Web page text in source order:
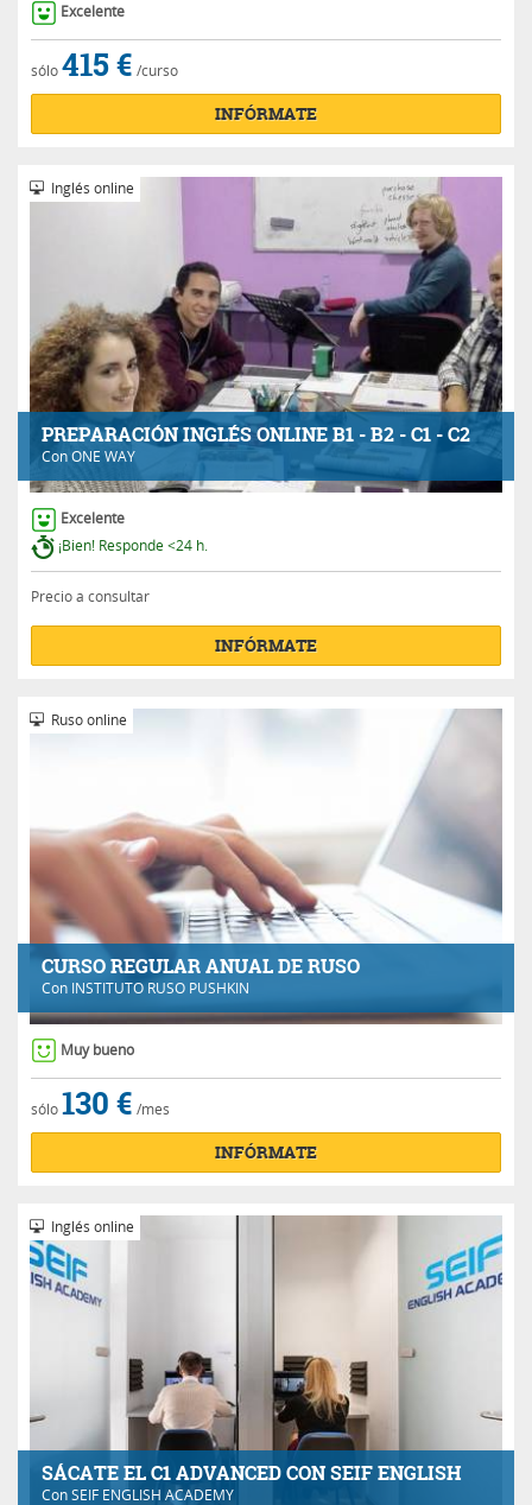
Excelente
sólo415 € /curso
INFÓRMATE
PREPARACIÓN INGLÉS ONLINE B1 - B2 - C1 - C2
ConONE WAY
Inglés online
Excelente
¡Bien! Responde <24 h.
Precio a consultar
INFÓRMATE
CURSO REGULAR ANUAL DE RUSO
Con INSTITUTO RUSO PUSHKIN
Ruso online
Muy bueno
sólo130 € /mes
INFÓRMATE
SÁCATE EL C1 ADVANCED CON SEIF ENGLISH
ConSEIF ENGLISH ACADEMY
Inglés online